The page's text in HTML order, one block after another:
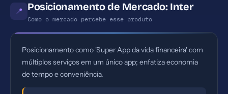
📍 Posicionamento de Mercado: Inter
Como o mercado percebe esse produto
Posicionamento como 'Super App da vida financeira' com
múltiplos serviços em um único app; enfatiza economia
de tempo e conveniência.